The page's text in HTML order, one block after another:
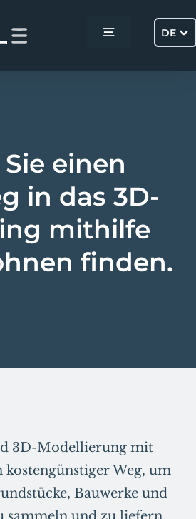
Toggle
DE
einen
in das 3D-
mithilfe
finden.
3D-Modellierungmit
Weg, um
Bauwerke und